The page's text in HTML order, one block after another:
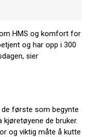
HMS og komfort for
og har opp i 300
sier
de første som begynte
de bruker.
og viktig måte å kutte